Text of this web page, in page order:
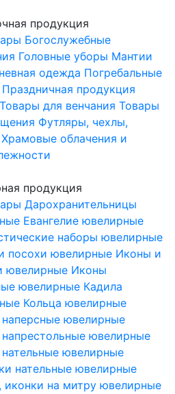
продукция
Богослужебные
Головные уборы Мантии
одежда Погребальные
Праздничная продукция
Товары для венчания Товары
Футляры, чехлы,
Храмовые облачения и
продукция
Дарохранительницы
Евангелие ювелирные
наборы ювелирные
посохи ювелирные Иконы и
ювелирные Иконы
ювелирные Кадила
Кольца ювелирные
ювелирные
ювелирные
ювелирные
нательные ювелирные
иконки на митру ювелирные